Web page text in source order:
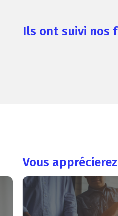
Ils ont suivi nos
Vous